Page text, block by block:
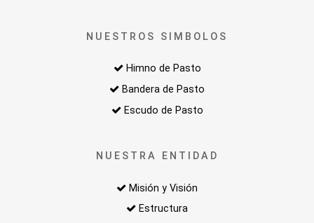
NUESTROS SIMBOLOS
Himno de Pasto
Bandera de Pasto
Escudo de Pasto
NUESTRA ENTIDAD
Misión y Visión
Estructura